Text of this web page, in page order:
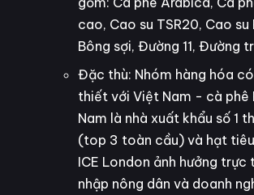
cao, Cao su TSR20, Cao su
Bông sợi, Đường 11, Đường
Đặc thù: Nhóm hàng hóa
thiết với Việt Nam - cà phê
Nam là nhà xuất khẩu số 1
(top 3 toàn cầu) và hạt
ICE London ảnh hưởng trực
nhập nông dân và doanh